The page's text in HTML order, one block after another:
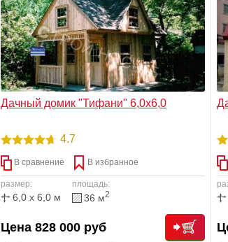
Дачный домик "Тифани" 6,0х6,0
4.7
В сравнение В избранное
размер:
6,0 x 6,0 м
площадь:
36 м2
Цена 828 000 руб